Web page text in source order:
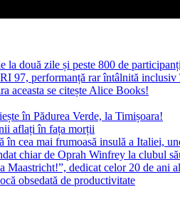
la două zile și peste 800 de participanți
97, performanță rar întâlnită inclusiv
aceasta se citește Alice Books!
în Pădurea Verde, la Timișoara!
aflați în fața morții
cea mai frumoasă insulă a Italiei,
chiar de Oprah Winfrey la clubul
dedicat celor 20 de ani
obsedată de productivitate